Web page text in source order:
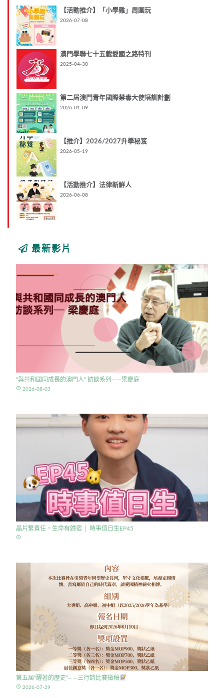
【活動推介】「小學雞」周圍玩
2026-07-08
澳門學聯七十五載愛國之路特刊
2025-04-30
第二屆澳門青年國際禁毒大使培訓計劃
2026-01-09
【推介】2026/2027升學秘笈
2026-05-19
【活動推介】法律新鮮人
2026-06-08
最新影片
“與共和國同成長的澳門人” 訪談系列——梁慶庭
access_time 2026-08-03
晶片繫責任，生命有歸宿 │ 時事值日生EP45
access_time
第五屆”醒著的歷史”——三行詩比賽徵稿
access_time 2026-07-29